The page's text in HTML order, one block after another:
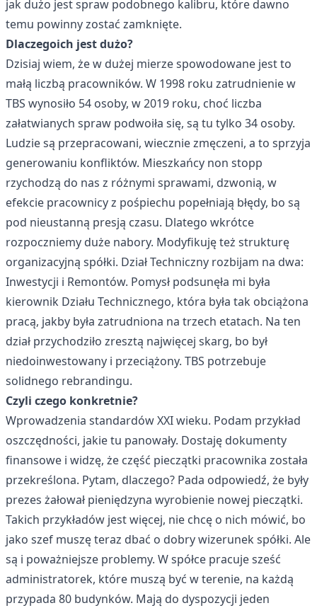
jak dużo jest spraw podobnego kalibru, które dawno
temu powinny zostać zamknięte.
Dlaczegoich jest dużo?
Dzisiaj wiem, że w dużej mierze spowodowane jest to
małą liczbą pracowników. W 1998 roku zatrudnienie w
TBS wynosiło 54 osoby, w 2019 roku, choć liczba
załatwianych spraw podwoiła się, są tu tylko 34 osoby.
Ludzie są przepracowani, wiecznie zmęczeni, a to sprzyja
generowaniu konfliktów. Mieszkańcy non stopp
rzychodzą do nas z różnymi sprawami, dzwonią, w
efekcie pracownicy z pośpiechu popełniają błędy, bo są
pod nieustanną presją czasu. Dlatego wkrótce
rozpoczniemy duże nabory. Modyfikuję też strukturę
organizacyjną spółki. Dział Techniczny rozbijam na dwa:
Inwestycji i Remontów. Pomysł podsunęła mi była
kierownik Działu Technicznego, która była tak obciążona
pracą, jakby była zatrudniona na trzech etatach. Na ten
dział przychodziło zresztą najwięcej skarg, bo był
niedoinwestowany i przeciążony. TBS potrzebuje
solidnego rebrandingu.
Czyli czego konkretnie?
Wprowadzenia standardów XXI wieku. Podam przykład
oszczędności, jakie tu panowały. Dostaję dokumenty
finansowe i widzę, że część pieczątki pracownika została
przekreślona. Pytam, dlaczego? Pada odpowiedź, że były
prezes żałował pieniędzyna wyrobienie nowej pieczątki.
Takich przykładów jest więcej, nie chcę o nich mówić, bo
jako szef muszę teraz dbać o dobry wizerunek spółki. Ale
są i poważniejsze problemy. W spółce pracuje sześć
administratorek, które muszą być w terenie, na każdą
przypada 80 budynków. Mają do dyspozycji jeden